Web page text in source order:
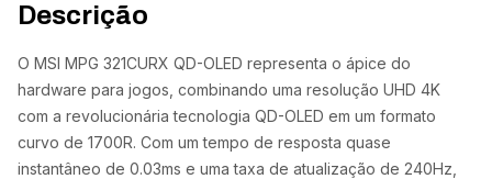
Descrição
O MSI MPG 321CURX QD-OLED representa o ápice do
hardware para jogos, combinando uma resolução UHD 4K
com a revolucionária tecnologia QD-OLED em um formato
curvo de 1700R. Com um tempo de resposta quase
instantâneo de 0.03ms e uma taxa de atualização de 240Hz,